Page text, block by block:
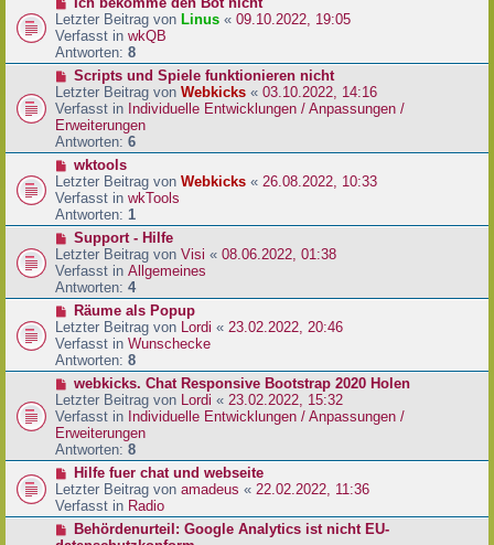
a
g
B
e
i
t
a
g
e
u
e
r
B
e
i
t
r
a
g
Letzter Beitrag von Linus « 09.10.2022, 19:05
Verfasst in wkQB
Antworten: 8
N
e
u
e
r
B
e
i
t
r
a
g
Scripts und Spiele funktionieren nicht
Letzter Beitrag von Webkicks « 03.10.2022, 14:16
Verfasst in Individuelle Entwicklungen / Anpassungen /
Erweiterungen
Antworten: 6
N
e
u
e
r
B
e
i
t
a
g
wktools
Letzter Beitrag von Webkicks « 26.08.2022, 10:33
Verfasst in wkTools
Antworten: 1
N
e
u
e
r
B
e
i
t
a
g
Support - Hilfe
Letzter Beitrag von Visi « 08.06.2022, 01:38
Verfasst in Allgemeines
Antworten: 4
N
e
u
e
r
B
e
i
t
r
a
g
Räume als Popup
Letzter Beitrag von Lordi « 23.02.2022, 20:46
Verfasst in Wunschecke
Antworten: 8
N
e
u
e
r
B
e
i
t
webkicks. Chat Responsive Bootstrap 2020 Holen
Letzter Beitrag von Lordi « 23.02.2022, 15:32
Verfasst in Individuelle Entwicklungen / Anpassungen /
Erweiterungen
Antworten: 8
N
e
u
e
Hilfe fuer chat und webseite
Letzter Beitrag von amadeus « 22.02.2022, 11:36
Verfasst in Radio
NBehördenurteil: Google Analytics ist nicht EU-